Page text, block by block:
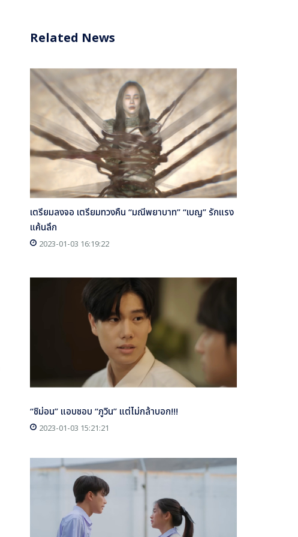
Related News
เตรียมลงจอ เตรียมทวงคืน “มณีพยาบาท” “เบญ” รักแรง
แค้นลึก
2023-01-03 16:19:22
“ชิม่อน” แอบชอบ “ภูวิน” แต่ไม่กล้าบอก!!!
2023-01-03 15:21:21